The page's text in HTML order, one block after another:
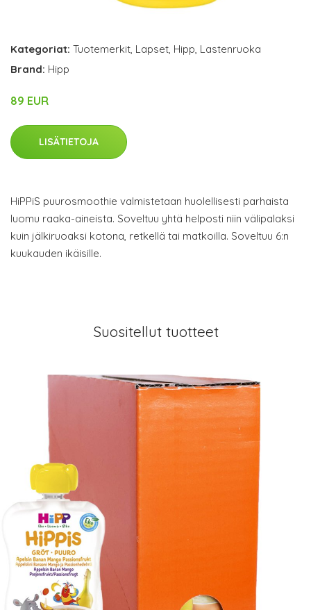
Kategoriat: Tuotemerkit, Lapset, Hipp, Lastenruoka
Brand: Hipp
89 EUR
LISÄTIETOJA
HiPPiS puurosmoothie valmistetaan huolellisesti parhaista
luomu raaka-aineista. Soveltuu yhtä helposti niin välipalaksi
kuin jälkiruoaksi kotona, retkellä tai matkoilla. Soveltuu 6:n
kuukauden ikäisille.
Suositellut tuotteet